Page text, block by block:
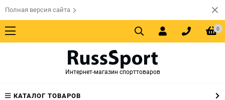
Полная версия сайта
0
Интернет-магазин спорттоваров
КАТАЛОГ ТОВАРОВ